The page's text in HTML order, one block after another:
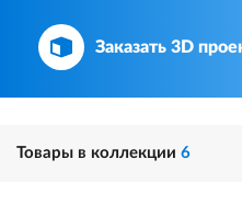
Заказать 3D
Товары в коллекции 6